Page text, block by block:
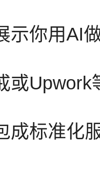
你用AI
Upwork
成标准化